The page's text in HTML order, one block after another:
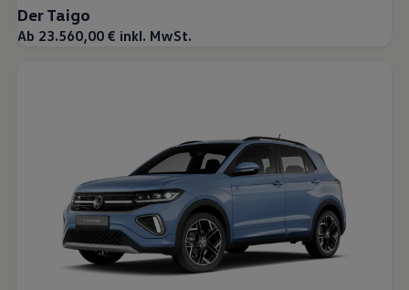
Der Taigo
Ab 23.560,00 € inkl. MwSt.